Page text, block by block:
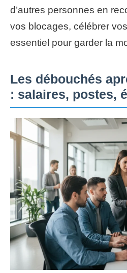
d’autres personnes en
vos blocages, célébrer
essentiel pour garder la
Les débouchés
: salaires, postes,